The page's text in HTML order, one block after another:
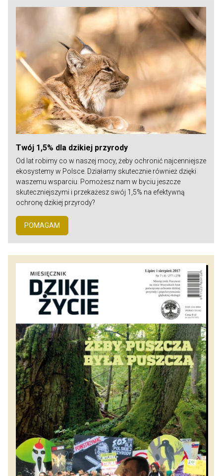
Twój 1,5% dla dzikiej przyrody
Od lat robimy co w naszej mocy, żeby ochronić najcenniejsze
ekosystemy w Polsce. Działamy skutecznie również dzięki
waszemu wsparciu. Pomożesz nam w byciu jeszcze
skuteczniejszymi i przekażesz swój 1,5% na efektywną
ochronę dzikiej przyrody?
POMAGAM